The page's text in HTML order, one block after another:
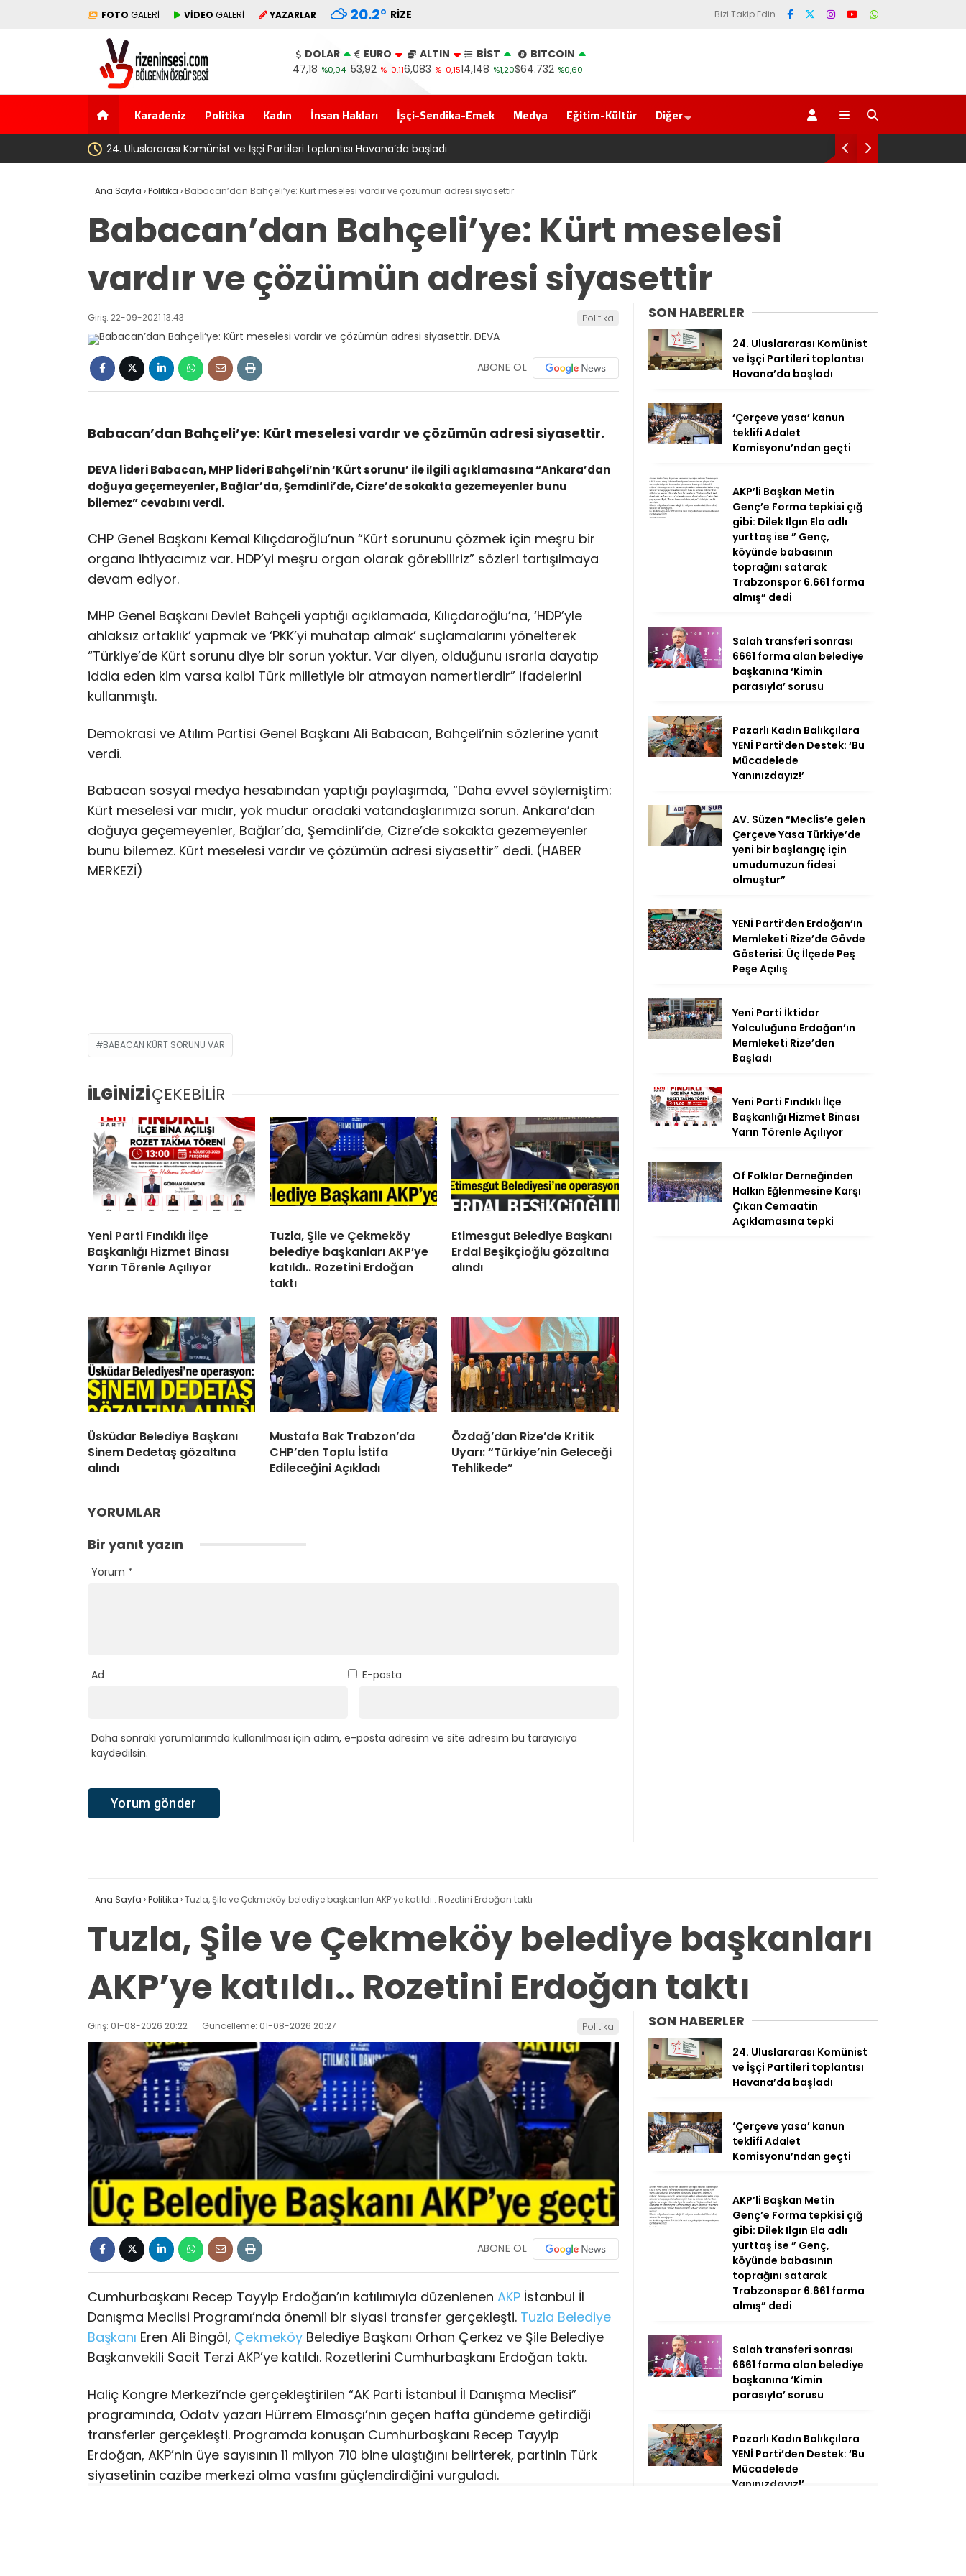
FOTO GALERİ VİDEO GALERİ YAZARLAR 20.2° RIZE Bizi Takip Edin
DOLAR
47,18 %0,04
EURO
53,92 %-0,11
ALTIN
6,083 %-0,15
BİST
14,148 %1,20
BITCOIN
$64.732 %0,60
Karadeniz Politika Kadın İnsan Hakları İşçi-Sendika-Emek Medya Eğitim-Kültür Diğer
‘Çerçeve yasa’ kanun teklifi Adalet Komisyonu’ndan geçti
Ana Sayfa ›Politika › Babacan’dan Bahçeli’ye: Kürt meselesi vardır ve çözümün adresi siyasettir
Babacan’dan Bahçeli’ye: Kürt meselesi
vardır ve çözümün adresi siyasettir
Giriş: 22-09-2021 13:43 Politika
ABONE OL
Babacan’dan Bahçeli’ye: Kürt meselesi vardır ve çözümün adresi siyasettir.
DEVA lideri Babacan, MHP lideri Bahçeli’nin ‘Kürt sorunu’ ile ilgili açıklamasına “Ankara’dan
doğuya geçemeyenler, Bağlar’da, Şemdinli’de, Cizre’de sokakta gezemeyenler bunu
bilemez” cevabını verdi.
CHP Genel Başkanı Kemal Kılıçdaroğlu’nun “Kürt sorununu çözmek için meşru bir
organa ihtiyacımız var. HDP’yi meşru organ olarak görebiliriz” sözleri tartışılmaya
devam ediyor.
MHP Genel Başkanı Devlet Bahçeli yaptığı açıklamada, Kılıçdaroğlu’na, ‘HDP’yle
ahlaksız ortaklık’ yapmak ve ‘PKK’yi muhatap almak’ suçlamalarını yönelterek
“Türkiye’de Kürt sorunu diye bir sorun yoktur. Var diyen, olduğunu ısrarla dayatıp
iddia eden kim varsa kalbi Türk milletiyle bir atmayan namertlerdir” ifadelerini
kullanmıştı.
Demokrasi ve Atılım Partisi Genel Başkanı Ali Babacan, Bahçeli’nin sözlerine yanıt
verdi.
Babacan sosyal medya hesabından yaptığı paylaşımda, “Daha evvel söylemiştim:
Kürt meselesi var mıdır, yok mudur oradaki vatandaşlarımıza sorun. Ankara’dan
doğuya geçemeyenler, Bağlar’da, Şemdinli’de, Cizre’de sokakta gezemeyenler
bunu bilemez. Kürt meselesi vardır ve çözümün adresi siyasettir” dedi. (HABER
MERKEZİ)
BABACAN KÜRT SORUNU VAR
İLGİNİZİÇEKEBİLİR
Yeni Parti Fındıklı İlçe
Başkanlığı Hizmet Binası
Yarın Törenle Açılıyor
Tuzla, Şile ve Çekmeköy
belediye başkanları AKP’ye
katıldı.. Rozetini Erdoğan
taktı
Etimesgut Belediye Başkanı
Erdal Beşikçioğlu gözaltına
alındı
Üsküdar Belediye Başkanı
Sinem Dedetaş gözaltına
alındı
Mustafa Bak Trabzon’da
CHP’den Toplu İstifa
Edileceğini Açıkladı
Özdağ’dan Rize’de Kritik
Uyarı: “Türkiye’nin Geleceği
Tehlikede”
YORUMLAR
Bir yanıt yazın
Yorum *
Ad E-posta
Daha sonraki yorumlarımda kullanılması için adım, e-posta adresim ve site adresim bu tarayıcıya
kaydedilsin.
SON HABERLER
24. Uluslararası Komünist
ve İşçi Partileri toplantısı
Havana’da başladı
‘Çerçeve yasa’ kanun
teklifi Adalet
Komisyonu’ndan geçti
AKP’li Başkan Metin
Genç’e Forma tepkisi çığ
gibi: Dilek Ilgın Ela adlı
yurttaş ise ” Genç,
köyünde babasının
toprağını satarak
Trabzonspor 6.661 forma
almış” dedi
Salah transferi sonrası
6661 forma alan belediye
başkanına ‘Kimin
parasıyla’ sorusu
Pazarlı Kadın Balıkçılara
YENİ Parti’den Destek: ‘Bu
Mücadelede
Yanınızdayız!’
AV. Süzen “Meclis’e gelen
Çerçeve Yasa Türkiye’de
yeni bir başlangıç için
umudumuzun fidesi
olmuştur”
YENİ Parti’den Erdoğan’ın
Memleketi Rize’de Gövde
Gösterisi: Üç İlçede Peş
Peşe Açılış
Yeni Parti İktidar
Yolculuğuna Erdoğan’ın
Memleketi Rize’den
Başladı
Yeni Parti Fındıklı İlçe
Başkanlığı Hizmet Binası
Yarın Törenle Açılıyor
Of Folklor Derneğinden
Halkın Eğlenmesine Karşı
Çıkan Cemaatin
Açıklamasına tepki
Ana Sayfa ›Politika ›Tuzla, Şile ve Çekmeköy belediye başkanları AKP’ye katıldı.. Rozetini Erdoğan taktı
Tuzla, Şile ve Çekmeköy belediye başkanları
AKP’ye katıldı.. Rozetini Erdoğan taktı
Giriş: 01-08-2026 20:22 Güncelleme: 01-08-2026 20:27 Politika
ABONE OL
Cumhurbaşkanı Recep Tayyip Erdoğan’ın katılımıyla düzenlenen AKP İstanbul İl
Danışma Meclisi Programı’nda önemli bir siyasi transfer gerçekleşti. Tuzla Belediye
Başkanı Eren Ali Bingöl, Çekmeköy Belediye Başkanı Orhan Çerkez ve Şile Belediye
Başkanvekili Sacit Terzi AKP’ye katıldı. Rozetlerini Cumhurbaşkanı Erdoğan taktı.
Haliç Kongre Merkezi’nde gerçekleştirilen “AK Parti İstanbul İl Danışma Meclisi”
programında, Odatv yazarı Hürrem Elmasçı’nın geçen hafta gündeme getirdiği
transferler gerçekleşti. Programda konuşan Cumhurbaşkanı Recep Tayyip
Erdoğan, AKP’nin üye sayısının 11 milyon 710 bine ulaştığını belirterek, partinin Türk
siyasetinin cazibe merkezi olma vasfını güçlendirdiğini vurguladı.
SON HABERLER
24. Uluslararası Komünist
ve İşçi Partileri toplantısı
Havana’da başladı
‘Çerçeve yasa’ kanun
teklifi Adalet
Komisyonu’ndan geçti
AKP’li Başkan Metin
Genç’e Forma tepkisi çığ
gibi: Dilek Ilgın Ela adlı
yurttaş ise ” Genç,
köyünde babasının
toprağını satarak
Trabzonspor 6.661 forma
almış” dedi
Salah transferi sonrası
6661 forma alan belediye
başkanına ‘Kimin
parasıyla’ sorusu
Pazarlı Kadın Balıkçılara
YENİ Parti’den Destek: ‘Bu
Mücadelede
Yanınızdayız!’